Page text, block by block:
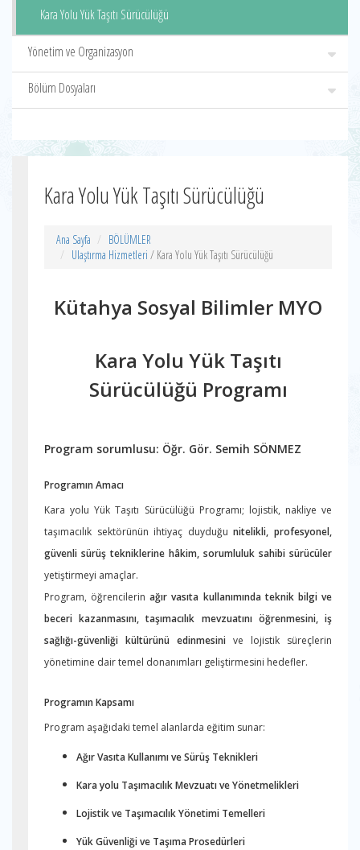
Kara Yolu Yük Taşıtı Sürücülüğü
Yönetim ve Organizasyon
Bölüm Dosyaları
Kara Yolu Yük Taşıtı Sürücülüğü
Ana Sayfa
BÖLÜMLER
Ulaştırma Hizmetleri / Kara Yolu Yük Taşıtı Sürücülüğü
Kütahya Sosyal Bilimler MYO
Kara Yolu Yük Taşıtı
Sürücülüğü Programı
Program sorumlusu: Öğr. Gör. Semih SÖNMEZ
Programın Amacı
Kara yolu Yük Taşıtı Sürücülüğü Programı; lojistik, nakliye ve
taşımacılık sektörünün ihtiyaç duyduğunitelikli, profesyonel,
güvenli sürüş tekniklerine hâkim, sorumluluk sahibi sürücüler
yetiştirmeyi amaçlar.
Program, öğrencilerinağır vasıta kullanımında teknik bilgi ve
beceri kazanmasını, taşımacılık mevzuatını öğrenmesini, iş
sağlığı-güvenliği kültürünü edinmesini ve lojistik süreçlerin
yönetimine dair temel donanımları geliştirmesini hedefler.
Programın Kapsamı
Program aşağıdaki temel alanlarda eğitim sunar:
Ağır Vasıta Kullanımı ve Sürüş Teknikleri
Kara yolu Taşımacılık Mevzuatı ve Yönetmelikleri
Lojistik ve Taşımacılık Yönetimi Temelleri
Yük Güvenliği ve Taşıma Prosedürleri